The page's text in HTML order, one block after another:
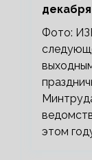
Фото:
этом